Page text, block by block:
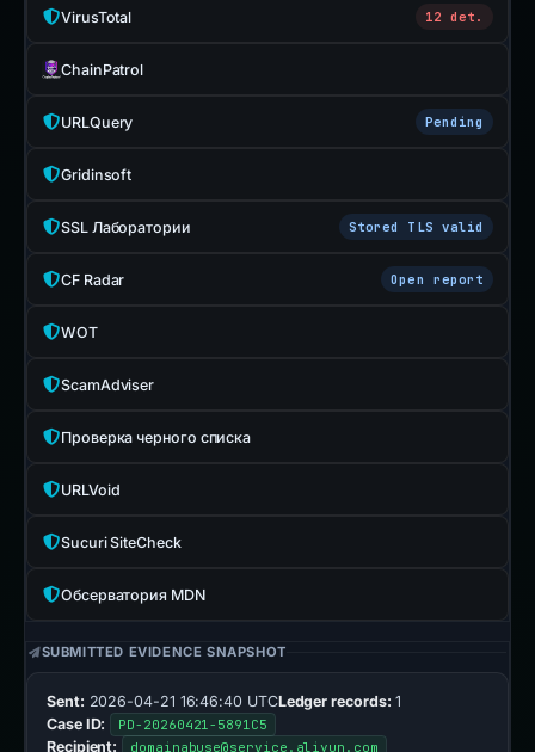
VirusTotal 12 det.
ChainPatrol
URLQuery Pending
Gridinsoft
SSL Лаборатории Stored TLS valid
CF Radar Open report
WOT
ScamAdviser
Проверка черного списка
URLVoid
Sucuri SiteCheck
Обсерватория MDN
SUBMITTED EVIDENCE SNAPSHOT
Sent: 2026-04-21 16:46:40 UTCLedger records: 1
Case ID:
PD-20260421-5891C5
Recipient: domainabuse@service.aliyun.com